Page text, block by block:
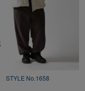
STYLE No.1658